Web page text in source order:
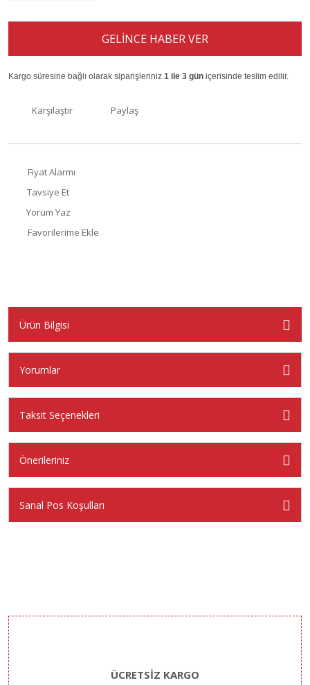
GELİNCE HABER VER
Kargo süresine bağlı olarak siparişleriniz 1 ile 3 gün içerisinde teslim edilir.
Karşılaştır Paylaş
Fiyat Alarmı
Tavsiye Et
Yorum Yaz
Ürün Bilgisi
Yorumlar
Taksit Seçenekleri
Önerileriniz
Sanal Pos Koşulları
ÜCRETSİZ KARGO